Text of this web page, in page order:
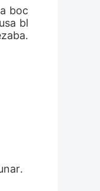
boc
bl